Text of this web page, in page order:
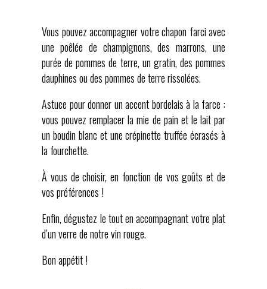
Vous pouvez accompagner votre chapon farci avec
une poêlée de champignons, des marrons, une
purée de pommes de terre, un gratin, des pommes
dauphines ou des pommes de terre rissolées.
Astuce pour donner un accent bordelais à la farce :
vous pouvez remplacer la mie de pain et le lait par
un boudin blanc et une crépinette truffée écrasés à
la fourchette.
À vous de choisir, en fonction de vos goûts et de
vos préférences !
Enfin, dégustez le tout en accompagnant votre plat
d’un verre de notre vin rouge.
Bon appétit !